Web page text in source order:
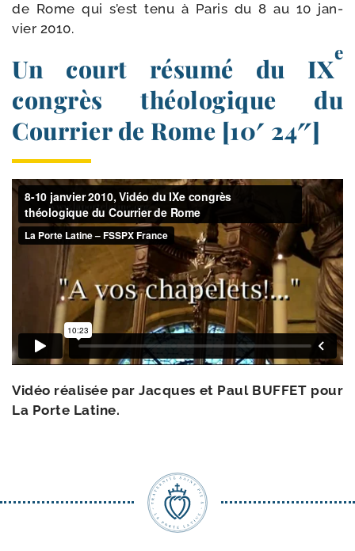
de Rome qui s’est tenu à Paris du 8 au 10 jan­
vier 2010.
Un court résumé du IX
e
congrès théologique du
Courrier de Rome [10′ 24″]
Vidéo réa­li­sée par Jacques et Paul BUFFET pour
La Porte Latine.